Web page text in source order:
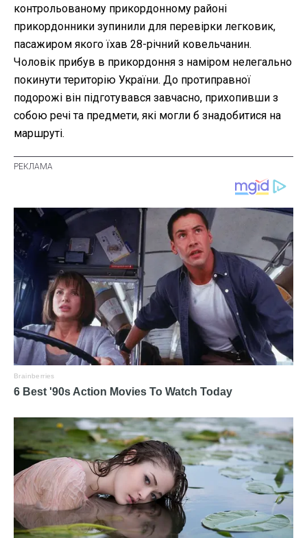
контрольованому прикордонному районі
прикордонники зупинили для перевірки легковик,
пасажиром якого їхав 28-річний ковельчанин.
Чоловік прибув в прикордоння з наміром нелегально
покинути територію України. До протиправної
подорожі він підготувався завчасно, прихопивши з
собою речі та предмети, які могли б знадобитися на
маршруті.